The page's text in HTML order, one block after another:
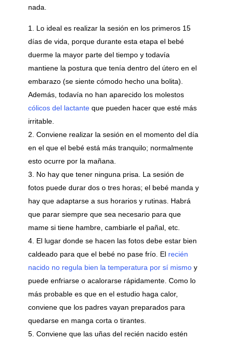
nada.
Lo ideal es realizar la sesión en los primeros 15
días de vida, porque durante esta etapa el bebé
duerme la mayor parte del tiempo y todavía
mantiene la postura que tenía dentro del útero en el
embarazo (se siente cómodo hecho una bolita).
Además, todavía no han aparecido los molestos
cólicos del lactanteque pueden hacer que esté más
irritable.
Conviene realizar la sesión en el momento del día
en el que el bebé está más tranquilo; normalmente
esto ocurre por la mañana.
No hay que tener ninguna prisa. La sesión de
fotos puede durar dos o tres horas; el bebé manda y
hay que adaptarse a sus horarios y rutinas. Habrá
que parar siempre que sea necesario para que
mame si tiene hambre, cambiarle el pañal, etc.
El lugar donde se hacen las fotos debe estar bien
caldeado para que el bebé no pase frío. El recién
nacido no regula bien la temperatura por sí mismoy
puede enfriarse o acalorarse rápidamente. Como lo
más probable es que en el estudio haga calor,
conviene que los padres vayan preparados para
quedarse en manga corta o tirantes.
Conviene que las uñas del recién nacido estén